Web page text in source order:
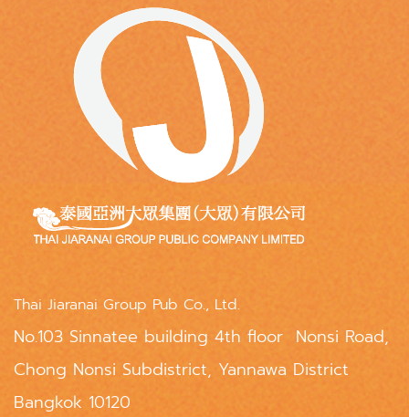
Thai Jiaranai Group Pub Co., Ltd.
No.103 Sinnatee building 4th floor Nonsi Road,
Chong Nonsi Subdistrict, Yannawa District
Bangkok 10120